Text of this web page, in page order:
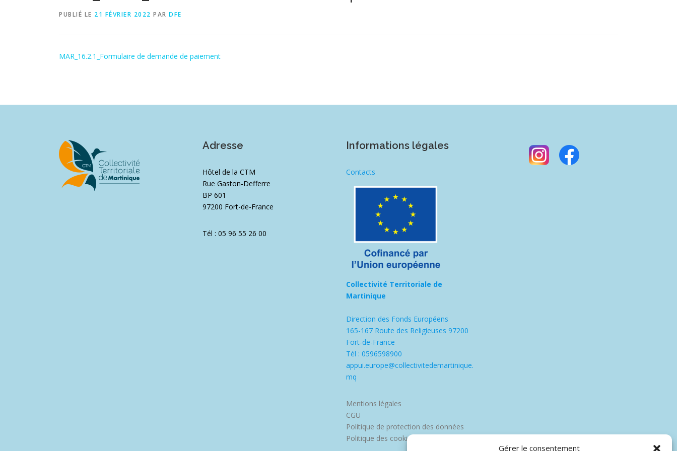
Gérer le consentement
PUBLIÉ LE 21 FÉVRIER 2022 PAR DFE
MAR_16.2.1_Formulaire de demande de paiement
Adresse
Hôtel de la CTM
Rue Gaston-Defferre
BP 601
97200 Fort-de-France
Tél : 05 96 55 26 00
Informations légales
Contacts
Collectivité Territoriale de
Martinique
Direction des Fonds Européens
165-167 Route des Religieuses 97200
Fort-de-France
Tél : 0596598900
appui.europe@collectivitedemartinique.
mq
Mentions légales
CGU
Politique de protection des données
Politique des cookies